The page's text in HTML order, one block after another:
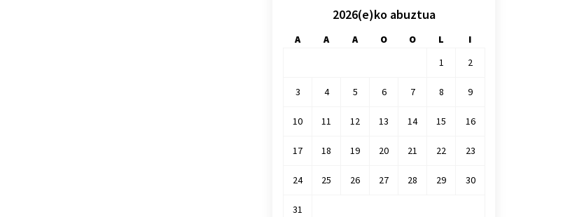
2026(e)ko abuztua
A A A O O L
I
1
2
3 4 5 6 7 8 9
10 11 12 13 14 15 16
17 18 19 20 21 22 23
24 25 26 27 28 29 30
31